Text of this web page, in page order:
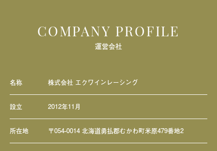
COMPANY PROFILE
運営会社
名称 株式会社 エクワインレーシング
設立 2012年11月
所在地 〒054-0014 北海道勇払郡むかわ町米原479番地2